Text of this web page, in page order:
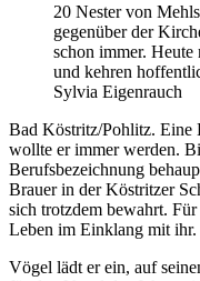
20 Nester von
gegenüber der
schon immer. Heute
und kehren
Sylvia Eigenrauch
Bad Köstritz/Pohlitz. Eine
wollte er immer werden.
Berufsbezeichnung
Brauer in der Köstritzer
sich trotzdem bewahrt.
Leben im Einklang mit ihr.
Vögel lädt er ein, auf